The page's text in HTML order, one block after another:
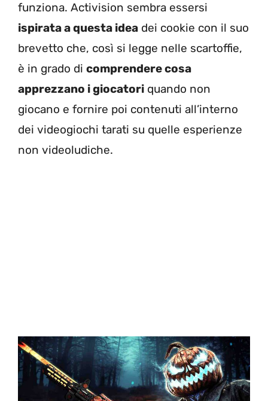
funziona. Activision sembra essersi
ispirata a questa idea dei cookie con il suo
brevetto che, così si legge nelle scartoffie,
è in grado di comprendere cosa
apprezzano i giocatori quando non
giocano e fornire poi contenuti all’interno
dei videogiochi tarati su quelle esperienze
non videoludiche.